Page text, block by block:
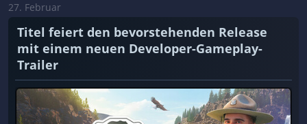
27. Februar
Titel feiert den bevorstehenden Release
mit einem neuen Developer-Gameplay-
Trailer